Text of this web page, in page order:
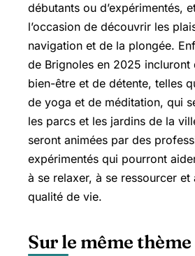
débutants ou d’expérimentés,
l’occasion de découvrir les
navigation et de la plongée.
de Brignoles en 2025 incluront
bien-être et de détente, telles
de yoga et de méditation, qui
les parcs et les jardins de la
seront animées par des
expérimentés qui pourront
à se relaxer, à se ressourcer et
qualité de vie.
Sur le même thème